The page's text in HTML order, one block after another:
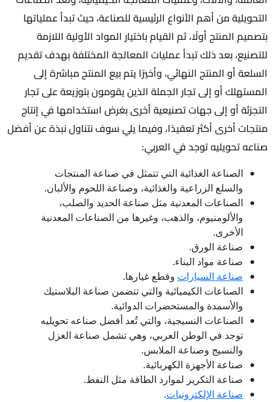
التحويلية من أهم الأنواع الرئيسية للصناعة، حيث تبدأ عملياتها
بتصميم المنتج أولًا، ثم القيام باختيار المواد الأولية اللازمة
للتصنيع، بعد ذلك تبدأ عمليات المعالجة المختلفة بهدف تقديم
السلعة أو المنتج النهائي، وأخيرًا يتم بيع المنتج مباشرة إلى
المستهلك أو إلى تجار الجملة الذين يقومون بتوزيعة على تجار
التجزئة أو إلى جهات تصنيعية أخرى بغرض استخدامها في إنتاج
منتجات أخرى أكثر تعقيدًا، وفيما يلي سوف نتناول نبذة عن أفضل
صناعه تحويليه توجد في العربي:
الصناعة الغذائية التي تتمثل في صناعة المنتجات
والسلع الزراعية والغذائية، وصناعة اللحوم والألبان.
الصناعات المعدنية مثل صناعة الحديد والصلب،
والألومنيوم، والذهب، وغيرها من الصناعات المعدنية
الأخرى.
صناعة الورق.
صناعة مواد البناء.
صناعة السيارات وقطع غيارها.
الصناعات الكيميائية والتي تتضمن صناعة البلاستيك
والأسمدة والمستحضرات الدوائية.
الصناعات النسيجية، والتي تُعد أفضل صناعه تحويليه
توجد في الوطن العربي، وهي تشمل صناعة الغزل
والنسيج وصناعة الملابس.
صناعة الأجهزة الكهربائية.
صناعة التكرير لموارد الطاقة مثل النفط.
صناعة الإلكترونيات.